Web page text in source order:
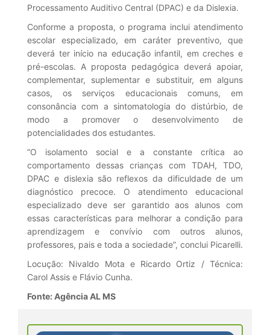
Processamento Auditivo Central (DPAC) e da Dislexia.
Conforme a proposta, o programa inclui atendimento
escolar especializado, em caráter preventivo, que
deverá ter início na educação infantil, em creches e
pré-escolas. A proposta pedagógica deverá apoiar,
complementar, suplementar e substituir, em alguns
casos, os serviços educacionais comuns, em
consonância com a sintomatologia do distúrbio, de
modo a promover o desenvolvimento de
potencialidades dos estudantes.
“O isolamento social e a constante crítica ao
comportamento dessas crianças com TDAH, TDO,
DPAC e dislexia são reflexos da dificuldade de um
diagnóstico precoce. O atendimento educacional
especializado deve ser garantido aos alunos com
essas características para melhorar a condição para
aprendizagem e convívio com outros alunos,
professores, pais e toda a sociedade”, conclui Picarelli.
Locução: Nivaldo Mota e Ricardo Ortiz / Técnica:
Carol Assis e Flávio Cunha.
Fonte: Agência AL MS